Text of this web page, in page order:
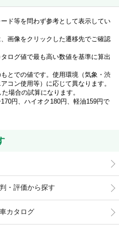
ド等を問わず参考として表示してい
画像をクリックした遷移先でご確認
ログ値で最も高い数値を基準に算出
とでの値です。使用環境（気象・渋
コン使用等）に応じて異なります。
場合の試算になります。
円、ハイオク180円、軽油159円で
・評価から探す
カタログ